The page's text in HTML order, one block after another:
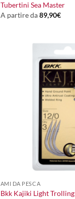
Tubertini Sea Master
A partire da89,90€
AMI DA PESCA
Bkk Kajiki Light Trolling